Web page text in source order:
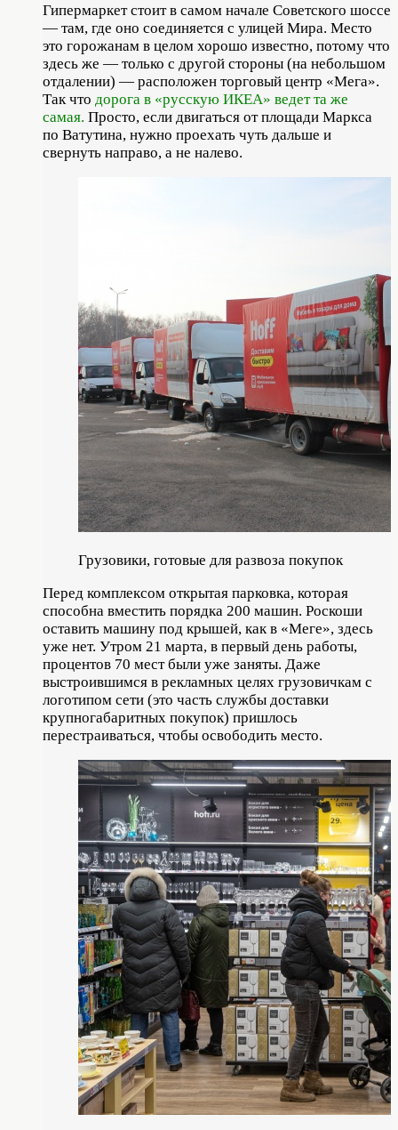
Гипермаркет стоит в самом начале Советского шоссе
— там, где оно соединяется с улицей Мира. Место
это горожанам в целом хорошо известно, потому что
здесь же — только с другой стороны (на небольшом
отдалении) — расположен торговый центр «Мега».
Так что дорога в «русскую ИКЕА» ведет та же
самая. Просто, если двигаться от площади Маркса
по Ватутина, нужно проехать чуть дальше и
свернуть направо, а не налево.
Грузовики, готовые для развоза покупок
Перед комплексом открытая парковка, которая
способна вместить порядка 200 машин. Роскоши
оставить машину под крышей, как в «Меге», здесь
уже нет. Утром 21 марта, в первый день работы,
процентов 70 мест были уже заняты. Даже
выстроившимся в рекламных целях грузовичкам с
логотипом сети (это часть службы доставки
крупногабаритных покупок) пришлось
перестраиваться, чтобы освободить место.